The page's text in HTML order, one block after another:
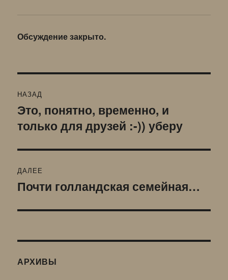
Обсуждение закрыто.
по
записям
НАЗАД
Предыдущая
запись:
Это, понятно, временно, и
только для друзей :-)) уберу
ДАЛЕЕ
Следующая
Почти голландская семейная…
АРХИВЫ